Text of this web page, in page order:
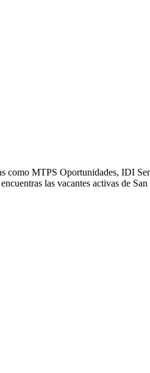
como MTPS Oportunidades, IDI
las vacantes activas de